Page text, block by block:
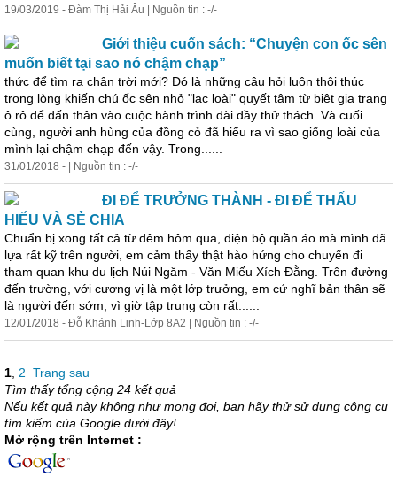
19/03/2019 - Đàm Thị Hải Âu | Nguồn tin : -/-
Giới thiệu cuốn sách: “Chuyện con ốc sên
muốn biết tại sao nó chậm chạp”
thức để tìm ra chân trời mới? Đó là những câu hỏi luôn thôi thúc
trong lòng khiến chú ốc sên nhỏ "lạc loài" quyết tâm từ biệt gia trang
ô rô để dấn thân vào cuộc hành trình dài đầy thử thách. Và cuối
cùng, người anh hùng của đồng cỏ đã hiểu ra vì sao giống loài của
mình lại chậm chạp đến vậy. Trong......
31/01/2018 - | Nguồn tin : -/-
ĐI ĐỂ TRƯỞNG THÀNH - ĐI ĐỂ THẤU
HIỂU VÀ SẺ CHIA
Chuẩn bị xong tất cả từ đêm hôm qua, diện bộ quần áo mà mình đã
lựa rất kỹ trên người, em cảm thấy thật hào hứng cho chuyến đi
tham quan khu du lịch Núi Ngăm - Văn Miếu Xích Đằng. Trên đường
đến trường, với cương vị là một lớp trưởng, em cứ nghĩ bản thân sẽ
là người đến sớm, vì giờ tập trung còn rất......
12/01/2018 - Đỗ Khánh Linh-Lớp 8A2 | Nguồn tin : -/-
1 2 Trang sau
Tìm thấy tổng cộng 24 kết quả
Nếu kết quả này không như mong đợi, bạn hãy thử sử dụng công cụ
tìm kiếm của Google dưới đây!
Mở rộng trên Internet :